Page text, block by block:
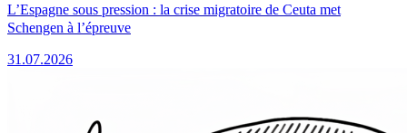
L’Espagne sous pression : la crise migratoire de Ceuta met
Schengen à l’épreuve
31.07.2026